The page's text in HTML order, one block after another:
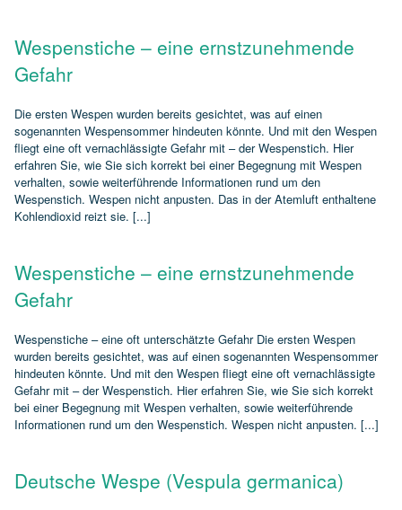
Wespenstiche – eine ernstzunehmende
Gefahr
Die ersten Wespen wurden bereits gesichtet, was auf einen
sogenannten Wespensommer hindeuten könnte. Und mit den Wespen
fliegt eine oft vernachlässigte Gefahr mit – der Wespenstich. Hier
erfahren Sie, wie Sie sich korrekt bei einer Begegnung mit Wespen
verhalten, sowie weiterführende Informationen rund um den
Wespenstich. Wespen nicht anpusten. Das in der Atemluft enthaltene
Kohlendioxid reizt sie. [...]
Wespenstiche – eine ernstzunehmende
Gefahr
Wespenstiche – eine oft unterschätzte Gefahr Die ersten Wespen
wurden bereits gesichtet, was auf einen sogenannten Wespensommer
hindeuten könnte. Und mit den Wespen fliegt eine oft vernachlässigte
Gefahr mit – der Wespenstich. Hier erfahren Sie, wie Sie sich korrekt
bei einer Begegnung mit Wespen verhalten, sowie weiterführende
Informationen rund um den Wespenstich. Wespen nicht anpusten. [...]
Deutsche Wespe (Vespula germanica)